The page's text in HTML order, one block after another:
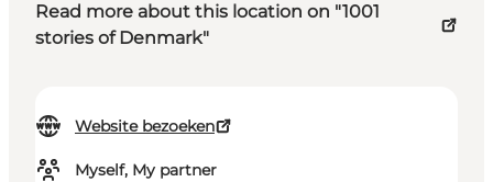
Read more about this location on "1001
stories of Denmark"
Website bezoeken
Myself, My partner